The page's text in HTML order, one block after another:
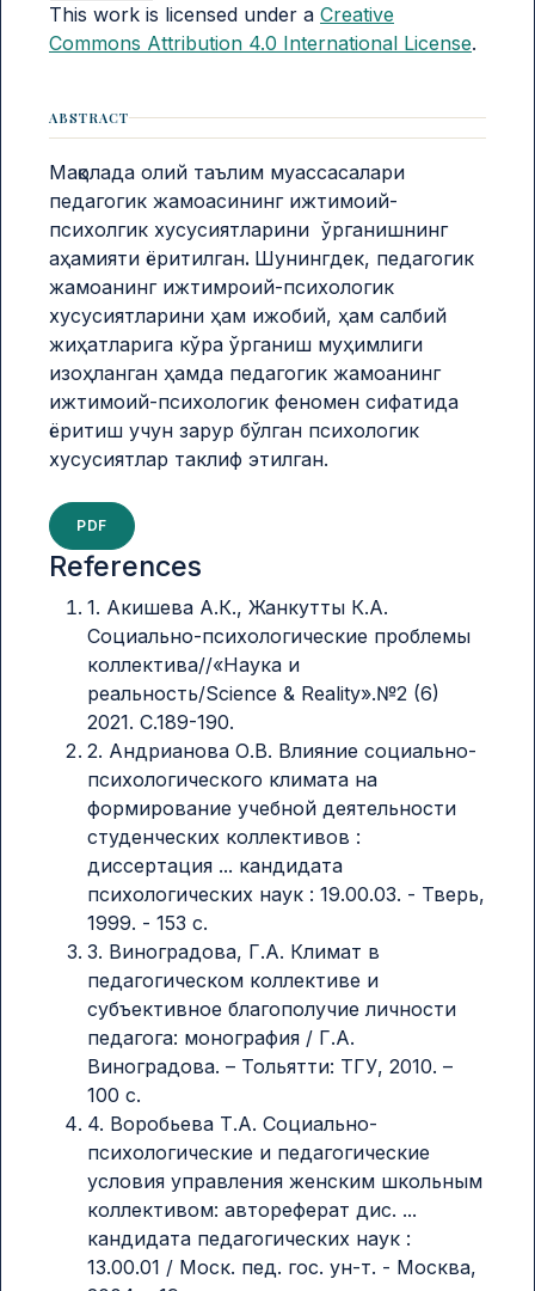
This work is licensed under a Creative
Commons Attribution 4.0 International License.
ABSTRACT
Мақолада олий таълим муассасалари
педагогик жамоасининг ижтимоий-
психолгик хусусиятларини ўрганишнинг
аҳамияти ёритилган. Шунингдек, педагогик
жамоанинг ижтимроий-психологик
хусусиятларини ҳам ижобий, ҳам салбий
жиҳатларига кўра ўрганиш муҳимлиги
изоҳланган ҳамда педагогик жамоанинг
ижтимоий-психологик феномен сифатида
ёритиш учун зарур бўлган психологик
хусусиятлар таклиф этилган.
PDF
References
1. Акишева А.К., Жанкутты К.А.
Cоциально-психологические проблемы
коллектива//«Наука и
реальность/Science & Reality».№2 (6)
2021. С.189-190.
2. Андрианова О.В. Влияние социально-
психологического климата на
формирование учебной деятельности
студенческих коллективов :
диссертация ... кандидата
психологических наук : 19.00.03. - Тверь,
1999. - 153 с.
3. Виноградова, Г.А. Климат в
педагогическом коллективе и
субъективное благополучие личности
педагога: монография / Г.А.
Виноградова. – Тольятти: ТГУ, 2010. –
100 с.
4. Воробьева Т.А. Социально-
психологические и педагогические
условия управления женским школьным
коллективом: автореферат дис. ...
кандидата педагогических наук :
13.00.01 / Моск. пед. гос. ун-т. - Москва,